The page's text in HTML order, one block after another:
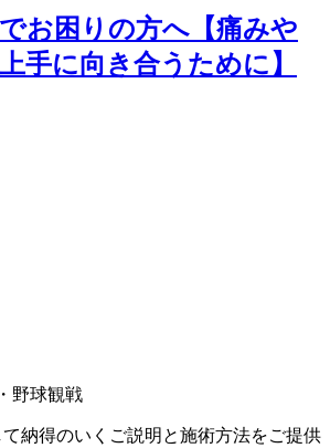
お困りの方へ【痛みや
手に向き合うために】
野球観戦
納得のいくご説明と施術方法をご提供